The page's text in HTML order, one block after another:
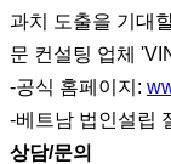
과치 도출을 기대
문 컨설팅 업체
-공식 홈페이지:
-베트남 법인설립
상담/문의